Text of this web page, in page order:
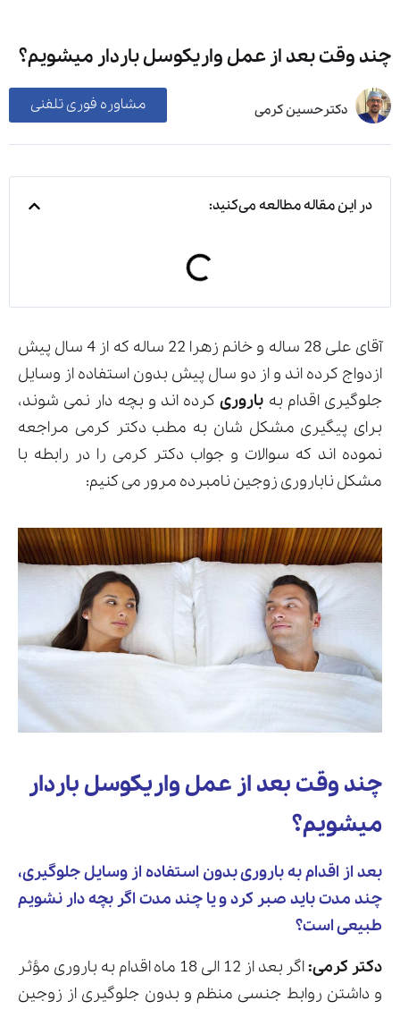
چند وقت بعد از عمل واریکوسل باردار میشویم؟
دکترحسین کرمی مشاوره فوری تلفنی
در این مقاله مطالعه می‌کنید:
آقای علی 28 ساله و خانم زهرا 22 ساله که از 4 سال پیش
ازدواج کرده اند و از دو سال پیش بدون استفاده از وسایل
جلوگیری اقدام به باروریکرده اند و بچه دار نمی شوند،
برای پیگیری مشکل شان به مطب دکتر کرمی مراجعه
نموده اند که سوالات و جواب دکتر کرمی را در رابطه با
مشکل ناباروری زوجین نامبرده مرور می کنیم:
چند وقت بعد از عمل واریکوسل باردار
میشویم؟
بعد از اقدام به باروری بدون استفاده از وسایل جلوگیری،
چند مدت باید صبر کرد و یا چند مدت اگر بچه دار نشویم
طبیعی است؟
دکتر کرمی:
اگر بعد از 12 الی 18 ماه اقدام به باروری مؤثر
و داشتن روابط جنسی منظم و بدون جلوگیری از زوجین